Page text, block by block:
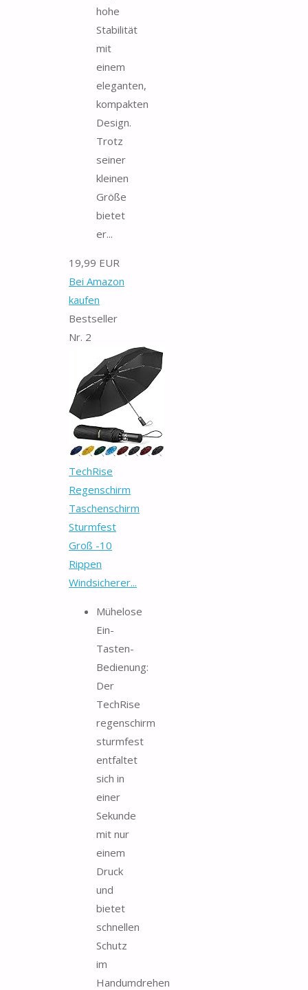
hohe
Stabilität
mit
einem
eleganten,
kompakten
Design.
Trotz
seiner
kleinen
Größe
bietet
er...
19,99 EUR
Bei Amazon
kaufen
Bestseller
Nr. 2
TechRise
Regenschirm
Taschenschirm
Sturmfest
Groß -10
Rippen
Windsicherer...
Mühelose
Ein-
Tasten-
Bedienung:
Der
TechRise
regenschirm
sturmfest
entfaltet
sich in
einer
Sekunde
mit nur
einem
Druck
und
bietet
schnellen
Schutz
im
Handumdrehen